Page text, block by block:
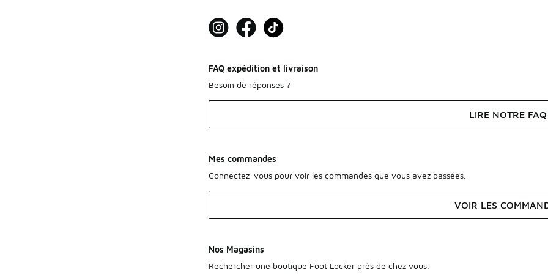
FAQ expédition et livraison
Besoin de réponses ?
LIRE NOTRE FAQ
Mes commandes
Connectez-vous pour voir les commandes que vous avez passées.
VOIR LES
Nos Magasins
Rechercher une boutique Foot Locker près de chez vous.